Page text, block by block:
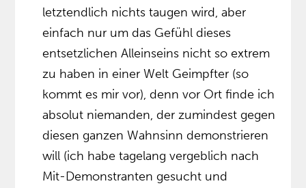
letztendlich nichts taugen wird, aber
einfach nur um das Gefühl dieses
entsetzlichen Alleinseins nicht so extrem
zu haben in einer Welt Geimpfter (so
kommt es mir vor), denn vor Ort finde ich
absolut niemanden, der zumindest gegen
diesen ganzen Wahnsinn demonstrieren
will (ich habe tagelang vergeblich nach
Mit-Demonstranten gesucht und